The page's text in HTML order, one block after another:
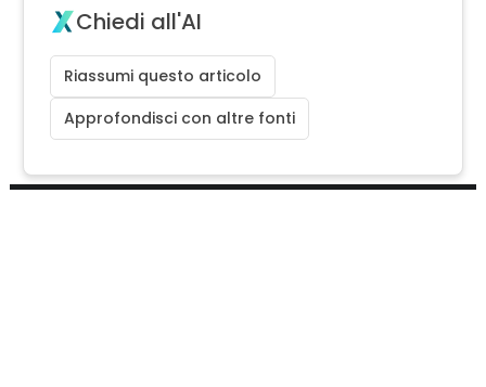
Chiedi all'AI
Riassumi questo articolo
Approfondisci con altre fonti